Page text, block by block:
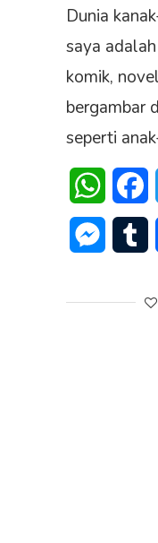
Dunia
saya
komik,
bergambar
seperti